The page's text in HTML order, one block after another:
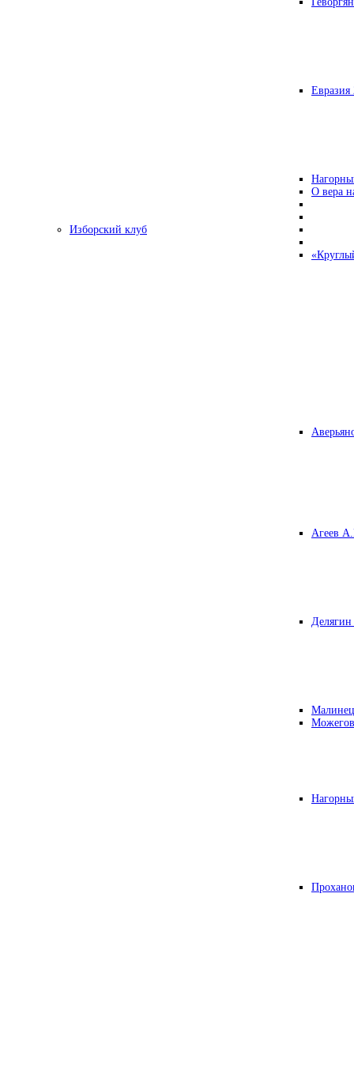
Евразия
О вера
Изборский клуб
Агеев